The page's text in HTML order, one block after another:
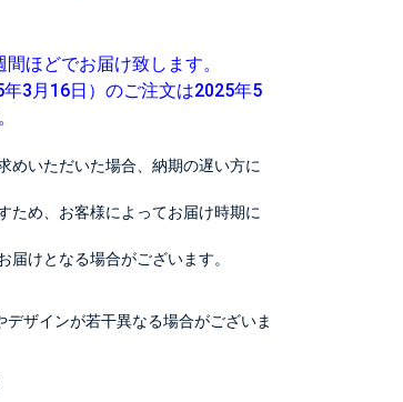
ほどでお届け致します。
3月16日）のご注文は2025年5
めいただいた場合、納期の遅い方に
ため、お客様によってお届け時期に
届けとなる場合がございます。
ザインが若干異なる場合がございま